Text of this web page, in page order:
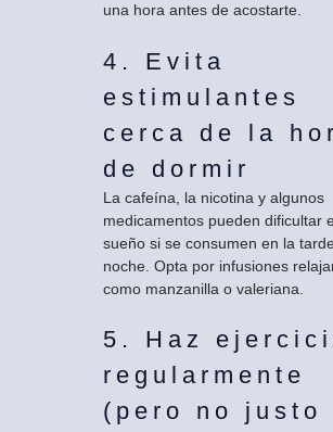
una hora antes de acostarte.
4. Evita
estimulantes
cerca de la
de dormir
La cafeína, la nicotina y algunos
medicamentos pueden dificultar
sueño si se consumen en la
noche. Opta por infusiones
como manzanilla o valeriana.
5. Haz
regularmente
(pero no justo